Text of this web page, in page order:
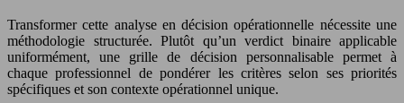
Transformer cette analyse en décision opérationnelle nécessite une
méthodologie structurée. Plutôt qu’un verdict binaire applicable
uniformément, une grille de décision personnalisable permet à
chaque professionnel de pondérer les critères selon ses priorités
spécifiques et son contexte opérationnel unique.